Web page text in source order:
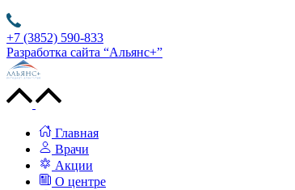
+7 (3852) 590-833
Разработка сайта “Альянс+”
Главная
Врачи
Акции
О центре